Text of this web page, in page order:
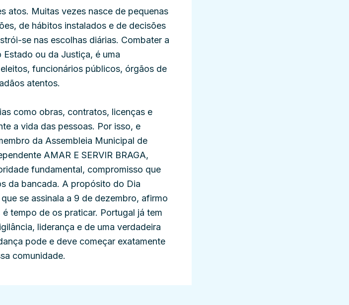
atos. Muitas vezes nasce de pequenas
de hábitos instalados e de decisões
se nas escolhas diárias. Combater a
ou da Justiça, é uma
funcionários públicos, órgãos de
atentos.
como obras, contratos, licenças e
a vida das pessoas. Por isso, e
da Assembleia Municipal de
AMAR E SERVIR BRAGA,
fundamental, compromisso que
da bancada. A propósito do Dia
se assinala a 9 de dezembro, afirmo
tempo de os praticar. Portugal já tem
liderança e de uma verdadeira
pode e deve começar exatamente
comunidade.